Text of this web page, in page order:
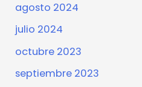
agosto 2024
julio 2024
octubre 2023
septiembre 2023